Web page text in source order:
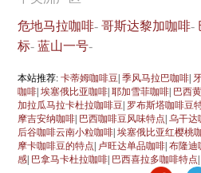
危地马拉咖啡-哥斯达黎加咖啡-
标-蓝山一号-
本站推荐:卡蒂姆咖啡豆|季风马拉巴咖啡|
咖啡|埃塞俄比亚咖啡|耶加雪菲咖啡| 巴西
加拉瓜马拉卡杜拉咖啡豆| 罗布斯塔咖啡豆
摩吉安纳咖啡| 巴西咖啡豆风味特点|乌干达
后谷咖啡云南小粒咖啡|埃塞俄比亚红樱桃
摩卡咖啡豆的特点| 卢旺达单品咖啡|布隆迪
感| 巴拿马卡杜拉咖啡| 巴西喜拉多咖啡特点|